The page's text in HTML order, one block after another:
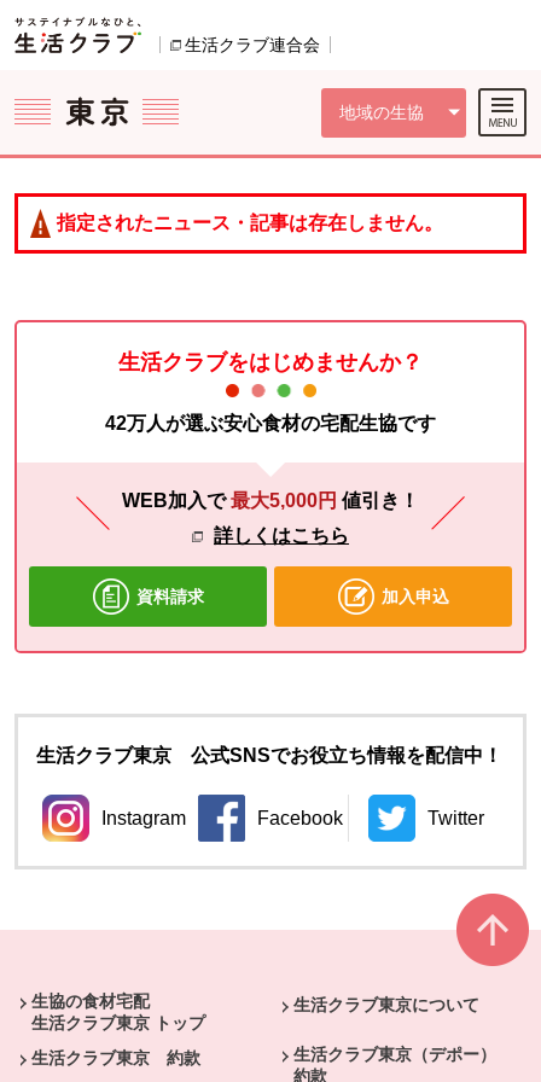
ページの先頭です。
生活クラブ連合会
地域の生協
ここからサイト内共通メニューです。
サイト内共通メニューをスキップする
サイト内共通メニューここまで。
指定されたニュース・記事は存在しません。
生活クラブをはじめませんか？
42万人が選ぶ安心食材の宅配生協です
WEB加入で最大5,000円 値引き！
詳しくはこちら
資料請求 加入申込
生活クラブ東京 公式SNSでお役立ち情報を配信中！
Instagram
別のウィンドウで開きます。
Facebook
別のウィンドウで開きます。
Twitter
別のウィン
生協の食材宅配
生活クラブ東京 トップ
生活クラブ東京について
生活クラブ東京 約款
生活クラブ東京（デポー）
約款